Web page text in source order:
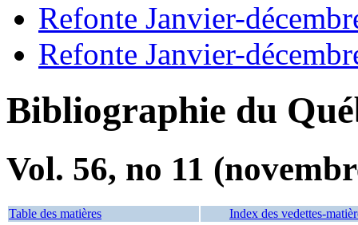
Refonte Janvier-
Refonte Janvier-
Bibliographie du
Vol. 56, no 11
Table des matières Index des vedettes-